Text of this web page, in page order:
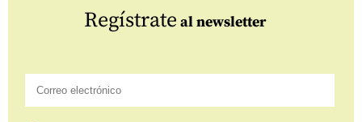
Regístrate al newsletter